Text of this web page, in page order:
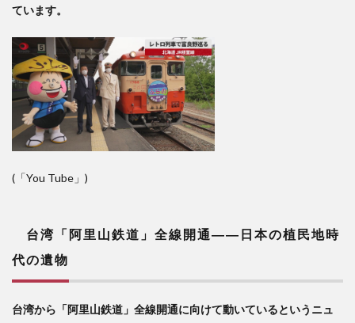
ています。
(「You Tube 」)
台湾 「阿里山鉄道」全線開通――日本の植民地時
代の遺物
台湾から「阿里山鉄道」全線開通に向けて動いているというニュ